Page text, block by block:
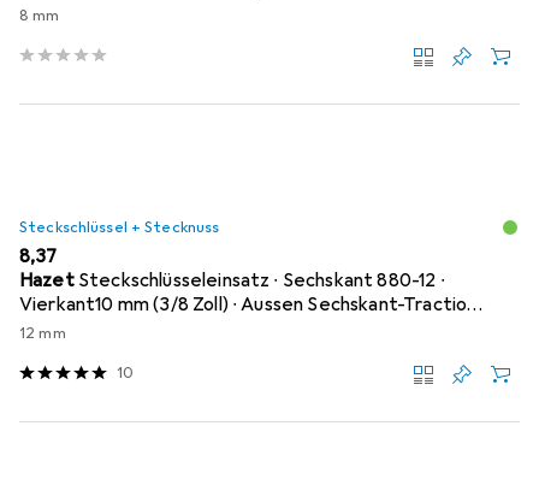
8 mm
Steckschlüssel + Stecknuss
EUR
8,37
Hazet Steckschlüsseleinsatz ∙ Sechskant 880-12 ∙
Vierkant10 mm (3/8 Zoll) ∙ Aussen Sechskant-Tractio…
12 mm
10